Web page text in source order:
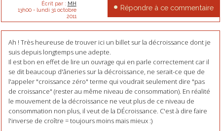
Écrit par : MH
13h00- lundi 31 octobre
2011
Répondre à ce commentaire
Ah ! Très heureuse de trouver ici un billet sur la décroissance dont je
suis depuis longtemps une adepte.
Il est bon en effet de lire un ouvrage qui en parle correctement car il
se dit beaucoup d'âneries sur la décroissance, ne serait-ce que de
l'appeler "croissance zéro" terme qui voudrait seulement dire "pas
de croissance" (rester au même niveau de consommation). En réalité
le mouvement de la décroissance ne veut plus de ce niveau de
consommation non plus, il veut de la DÉcroissance. C'est à dire faire
l'inverse de croître = toujours moins mais mieux :)